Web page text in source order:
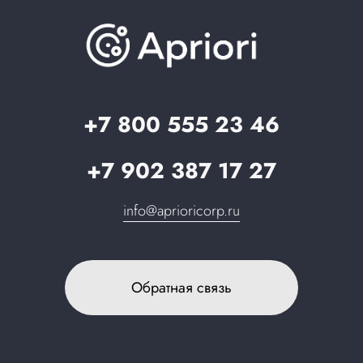
+7 800 555 23 46
+7 902 387 17 27
info@aprioricorp.ru
Обратная связь
О компании
Вопрос-ответ
Запрос в поддержку